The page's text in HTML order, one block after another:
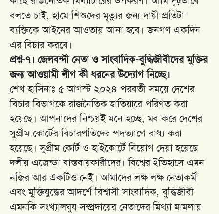
বলতে চাই, হামে শিশুদের মৃত্যুর জন্য দায়ী প্রতিটা
ব্যক্তিকে আইনের আওতায় আনা হবে। জনগণ একদিন
এর বিচার করবে।
প্রশ্ন-৭। জেলবন্দী নেতা ও সাংবাদিক-বুদ্ধিজীবীদের মুক্তির
জন্য আওয়ামী লীগ কী ধরনের উদ্যোগ নিচ্ছে।
শেখ হাসিনাঃ ৫ আগস্ট ২০২৪ পরবর্তী সময়ে দেশের
বিচার বিভাগকে রাজনৈতিক হাতিয়ারে পরিণত করা
হয়েছে। আপনাদের নিশ্চয়ই মনে হচ্ছে, মব করে দেশের
সুপ্রীম কোর্টের বিচারপতিদের পদত্যাগে বাধ্য করা
হয়েছে। সুপ্রীম কোর্ট ও হাইকোর্টে নিয়োগ দেয়া হয়েছে
দলীয় এজেন্ডা বাস্তবায়কারীদের। বিশ্বের ইতিহাসে এমন
নজির আর একটিও নেই। আমাদের লক্ষ লক্ষ নেতাকর্মী
এবং মুক্তিযুদ্ধের আদর্শে বিশ্বাসী সাংবাদিক, বুদ্ধিজীবী
এমনকি সংখ্যালঘুয সম্প্রদায়ের নেতাদের মিথ্যা মামলায়